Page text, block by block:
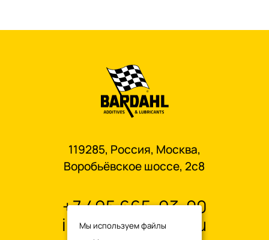
119285, Россия, Москва,
Воробьёвское шоссе, 2с8
+7 495 665-93-00
info@oilbardahl.ru
Мы используем файлы